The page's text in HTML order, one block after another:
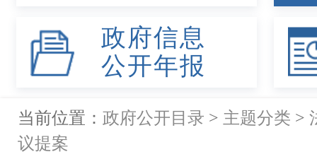
政府信息
公开年报
当前位置： 政府公开目录 > 主题分类 >
议提案